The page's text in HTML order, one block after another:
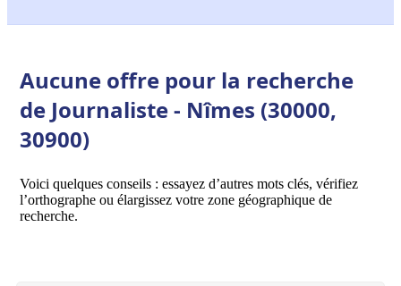
Aucune offre pour la recherche
de Journaliste - Nîmes (30000,
30900)
Voici quelques conseils : essayez d’autres mots clés, vérifiez
l’orthographe ou élargissez votre zone géographique de
recherche.